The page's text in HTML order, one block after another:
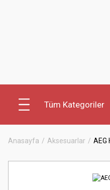
Tüm Kategoriler
Anasayfa Aksesuarlar AEG